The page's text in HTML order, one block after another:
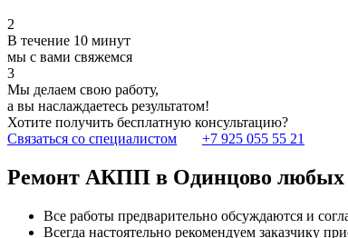
2
В течение 10 минут
мы с вами свяжемся
3
Мы делаем свою работу,
а вы наслаждаетесь результатом!
Хотите получить бесплатную консультацию?
Связаться со специалистом
+7 925 055 55 21
Ремонт АКПП в Одинцово любых
Все работы предварительно обсуждаются и
Всегда настоятельно рекомендуем заказчику